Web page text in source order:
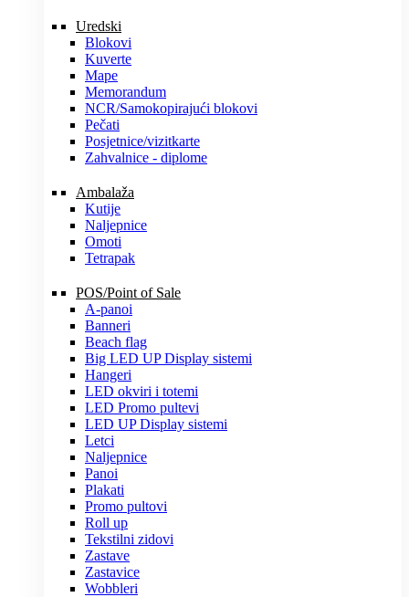
Uredski
Blokovi
Kuverte
Mape
Memorandum
NCR/Samokopirajući blokovi
Pečati
Posjetnice/vizitkarte
Zahvalnice - diplome
Ambalaža
Kutije
Naljepnice
Omoti
Tetrapak
POS/Point of Sale
A-panoi
Banneri
Beach flag
Big LED UP Display sistemi
Hangeri
LED okviri i totemi
LED Promo pultevi
LED UP Display sistemi
Letci
Naljepnice
Panoi
Plakati
Promo pultovi
Roll up
Tekstilni zidovi
Zastave
Zastavice
Wobbleri